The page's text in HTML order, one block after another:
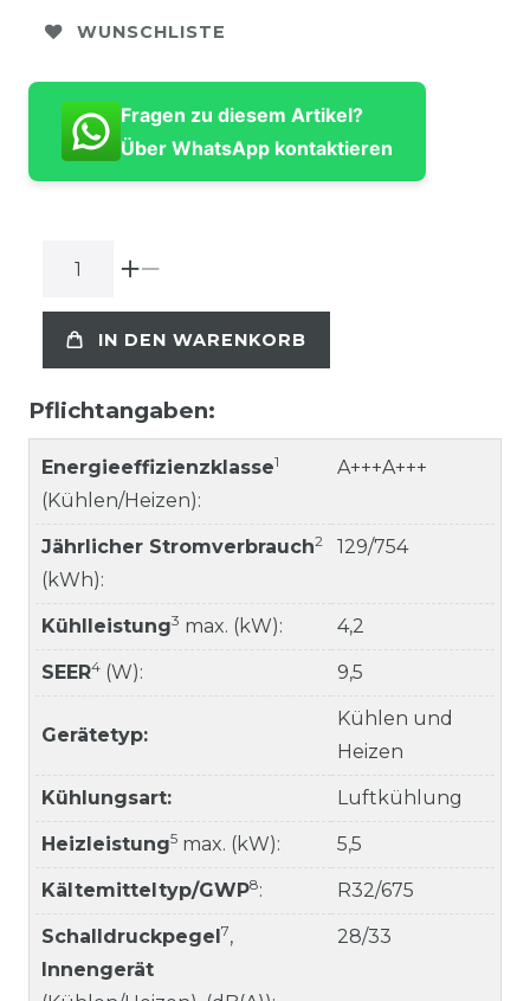
WUNSCHLISTE
Fragen zu diesem Artikel?
Über WhatsApp kontaktieren
IN DEN WARENKORB
Pflichtangaben:
Energieeffizienzklasse1
(Kühlen/Heizen):
A+++A+++
Jährlicher Stromverbrauch2
(kWh):
129/754
Kühlleistung3 max. (kW): 4,2
SEER4 (W): 9,5
Gerätetyp:
Kühlen und
Heizen
Kühlungsart: Luftkühlung
Heizleistung5 max. (kW): 5,5
Kältemitteltyp/GWP8: R32/675
Schalldruckpegel 7,
Innengerät
28/33